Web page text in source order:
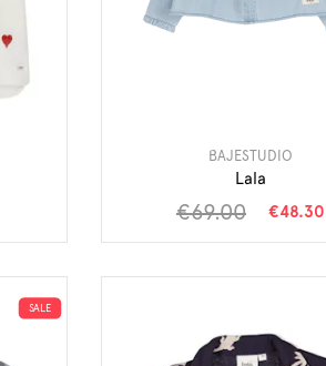
BAJESTUDIO
Lala
€69.00 €48.30
SALE